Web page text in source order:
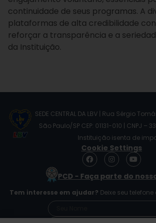
continuidade de seus programas. A
plataformas de alta credibilidade
reforçar a transparência e a
da Instituição.
SEDE CENTRAL DA LBV | Rua Sérgio
São Paulo/SP CEP: 01131-010 | CNPJ –
Instituição isenta de
Cookie Settings
F
a
e
o
o
I
n
s
t
g
r
m
Y
o
t
b
e
PCD - Faça parte do
Tem interesse em ajudar? Deixe seu